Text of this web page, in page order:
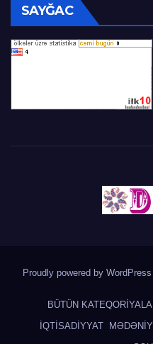
SAYĞAC
Proudly powered by WordPress
BÜTÜN
İQTİSADİYYAT